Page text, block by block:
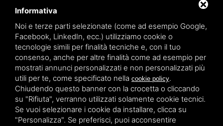
POLIZZA RESPONSABILITA' CIVILE REVO N.
OX00020791 valida dal 12/11/2025 al
12/11/2026
POLIZZA FONDO GARANZIA INSOLVENZA
REVO N. OX00043679 valida dal 03/03/26 al
03/03/27
Copyrights – 2026 Raggio Verde Incoming Italy by Raggio
Verde Incoming Italy di Nagliati dott.ssa Ilaria –
Deltacommerce srlAll rights reserved.
Informativa
Noi e terze parti selezionate (come ad esempio Google,
Facebook, LinkedIn, ecc.) utilizziamo cookie o
tecnologie simili per finalità tecniche e, con il tuo
consenso, anche per altre finalità come ad esempio per
mostrati annunci personalizzati e non personalizzati più
utili per te, come specificato nella cookie policy.
Chiudendo questo banner con la crocetta o cliccando
su "Rifiuta", verranno utilizzati solamente cookie tecnici.
Se vuoi selezionare i cookie da installare, clicca su
"Personalizza". Se preferisci, puoi acconsentire